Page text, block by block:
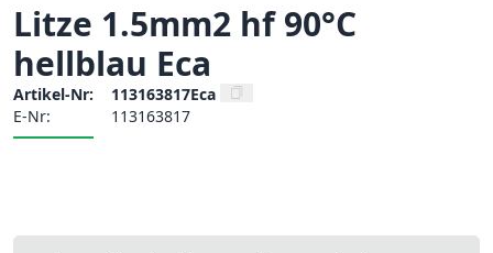
Litze 1.5mm2 hf 90°C
hellblau Eca
Artikel-Nr:
113163817Eca
E-Nr:
113163817